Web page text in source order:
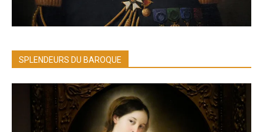
SPLENDEURS DU BAROQUE